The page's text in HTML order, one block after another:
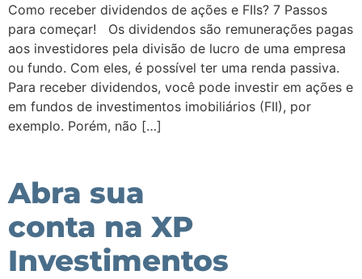
Como receber dividendos de ações e FIIs? 7 Passos
para começar! Os dividendos são remunerações pagas
aos investidores pela divisão de lucro de uma empresa
ou fundo. Com eles, é possível ter uma renda passiva.
Para receber dividendos, você pode investir em ações e
em fundos de investimentos imobiliários (FII), por
exemplo. Porém, não […]
Abra sua
conta na XP
Investimentos